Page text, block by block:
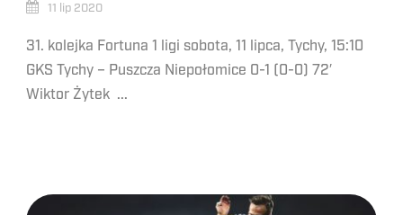
11 lip 2020
31. kolejka Fortuna 1 ligi sobota, 11 lipca, Tychy, 15:10
GKS Tychy – Puszcza Niepołomice 0-1 (0-0) 72′
Wiktor Żytek ...